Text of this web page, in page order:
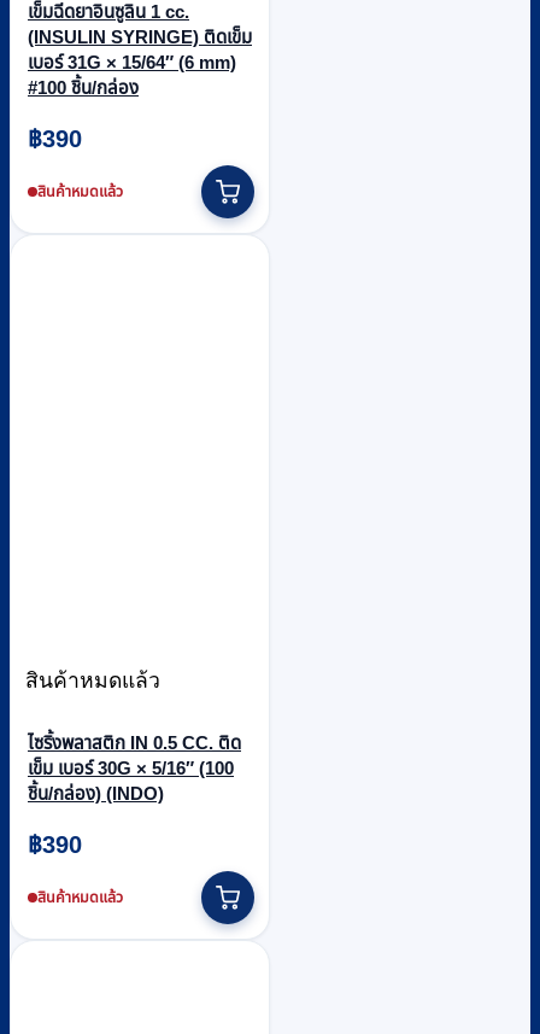
เข็มฉีดยาอินซูลิน 1 cc.
(INSULIN SYRINGE) ติดเข็ม
เบอร์ 31G × 15/64″ (6 mm)
#100 ชิ้น/กล่อง
฿390
สินค้าหมดแล้ว
สินค้าหมดแล้ว
ไซริ้งพลาสติก IN 0.5 CC. ติด
เข็ม เบอร์ 30G × 5/16″ (100
ชิ้น/กล่อง) (INDO)
฿390
สินค้าหมดแล้ว